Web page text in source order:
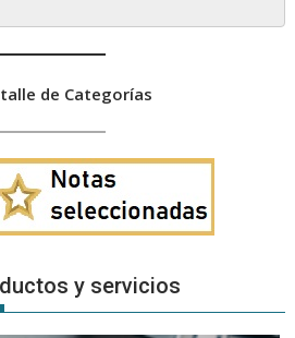
de Categorías
y servicios